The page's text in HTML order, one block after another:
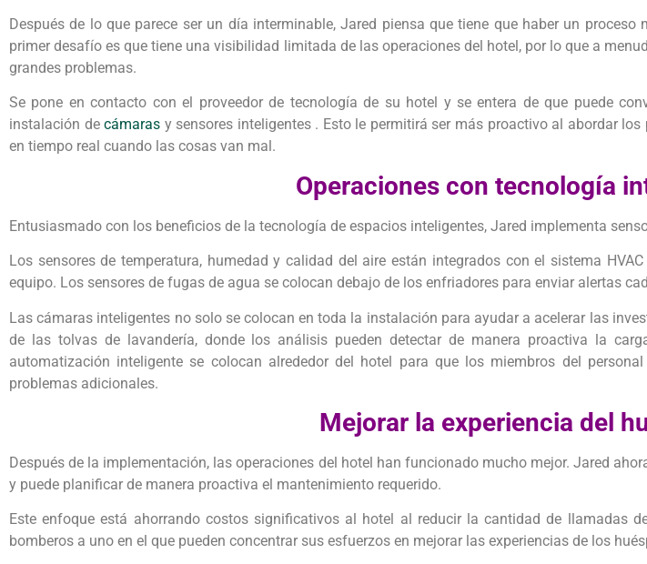
Después de lo que parece ser un día interminable, Jared piensa que tiene que haber un
primer desafío es que tiene una visibilidad limitada de las operaciones del hotel, por lo que a
grandes problemas.
Se pone en contacto con el proveedor de tecnología de su hotel y se entera de que puede
instalación decámaras y sensores inteligentes . Esto le permitirá ser más proactivo al abordar
en tiempo real cuando las cosas van mal.
Operaciones con tecnología
Entusiasmado con los beneficios de la tecnología de espacios inteligentes, Jared implementa
Los sensores de temperatura, humedad y calidad del aire están integrados con el sistema
equipo. Los sensores de fugas de agua se colocan debajo de los enfriadores para enviar alertas
Las cámaras inteligentes no solo se colocan en toda la instalación para ayudar a acelerar las
de las tolvas de lavandería, donde los análisis pueden detectar de manera proactiva la
automatización inteligente se colocan alrededor del hotel para que los miembros del
problemas adicionales.
Mejorar la experiencia del
Después de la implementación, las operaciones del hotel han funcionado mucho mejor. Jared
y puede planificar de manera proactiva el mantenimiento requerido.
Este enfoque está ahorrando costos significativos al hotel al reducir la cantidad de llamadas
bomberos a uno en el que pueden concentrar sus esfuerzos en mejorar las experiencias de los